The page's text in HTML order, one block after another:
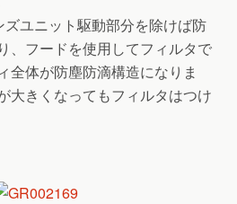
ユニット駆動部分を除けば防
、フードを使用してフィルタで
全体が防塵防滴構造になりま
大きくなってもフィルタはつけ